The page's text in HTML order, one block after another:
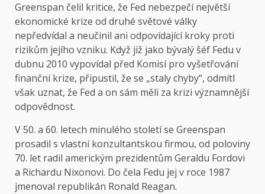
Greenspan čelil kritice, že Fed nebezpečí největší
ekonomické krize od druhé světové války
nepředvídal a neučinil ani odpovídající kroky proti
rizikům jejího vzniku. Když již jako bývalý šéf Fedu v
dubnu 2010 vypovídal před Komisí pro vyšetřování
finanční krize, připustil, že se „staly chyby“, odmítl
však uznat, že Fed a on sám měli za krizi významnější
odpovědnost.
V 50. a 60. letech minulého století se Greenspan
prosadil s vlastní konzultantskou firmou, od poloviny
70. let radil americkým prezidentům Geraldu Fordovi
a Richardu Nixonovi. Do čela Fedu jej v roce 1987
jmenoval republikán Ronald Reagan.